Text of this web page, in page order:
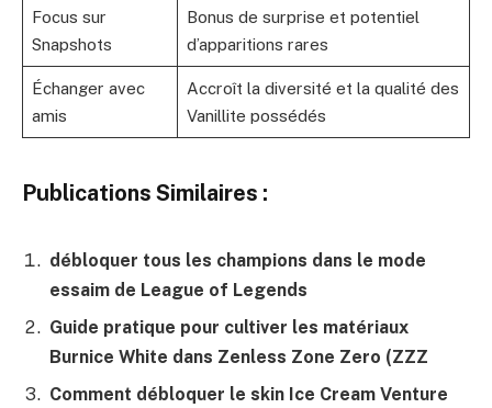
Focus sur
Snapshots
Bonus de surprise et potentiel
d’apparitions rares
Échanger avec
amis
Accroît la diversité et la qualité des
Vanillite possédés
Publications Similaires :
débloquer tous les champions dans le mode
essaim de League of Legends
Guide pratique pour cultiver les matériaux
Burnice White dans Zenless Zone Zero (ZZZ
Comment débloquer le skin Ice Cream Venture